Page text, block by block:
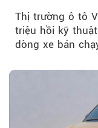
Thị trường ô tô
triệu hồi kỹ
dòng xe bán